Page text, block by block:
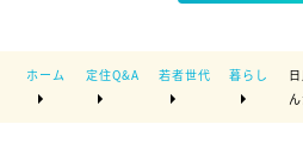
ホーム 定住Q&A 若者世代 暮らし
ん